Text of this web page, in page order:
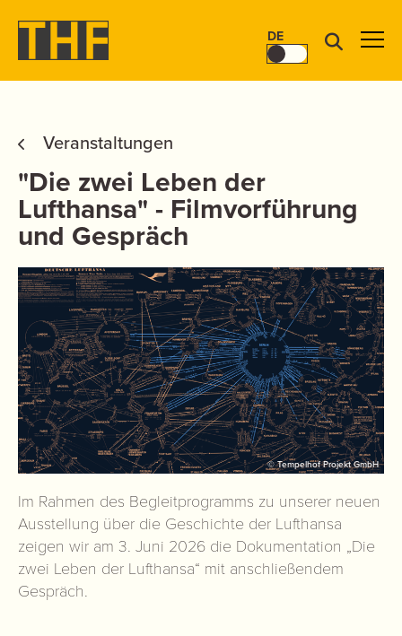
DE
Veranstaltungen
"Die zwei Leben der
Lufthansa" - Filmvorführung
und Gespräch
© Tempelhof Projekt GmbH
Im Rahmen des Begleitprogramms zu unserer neuen
Ausstellung über die Geschichte der Lufthansa
zeigen wir am 3. Juni 2026 die Dokumentation „Die
zwei Leben der Lufthansa“ mit anschließendem
Gespräch.